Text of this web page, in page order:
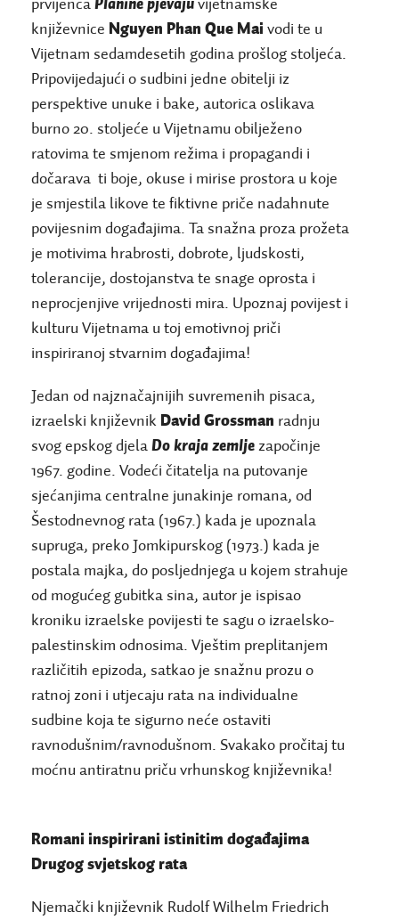
prvijencaPlanine pjevajuvijetnamske
književnice Nguyen Phan Que Maivodi te u
Vijetnam sedamdesetih godina prošlog stoljeća.
Pripovijedajući o sudbini jedne obitelji iz
perspektive unuke i bake, autorica oslikava
burno 20. stoljeće u Vijetnamu obilježeno
ratovima te smjenom režima i propagandi i
dočarava ti boje, okuse i mirise prostora u koje
je smjestila likove te fiktivne priče nadahnute
povijesnim događajima. Ta snažna proza prožeta
je motivima hrabrosti, dobrote, ljudskosti,
tolerancije, dostojanstva te snage oprosta i
neprocjenjive vrijednosti mira. Upoznaj povijest i
kulturu Vijetnama u toj emotivnoj priči
inspiriranoj stvarnim događajima!
Jedan od najznačajnijih suvremenih pisaca,
izraelski književnik David Grossman radnju
svog epskog djelaDo kraja zemlje započinje
1967. godine. Vodeći čitatelja na putovanje
sjećanjima centralne junakinje romana, od
Šestodnevnog rata (1967.) kada je upoznala
supruga, preko Jomkipurskog (1973.) kada je
postala majka, do posljednjega u kojem strahuje
od mogućeg gubitka sina, autor je ispisao
kroniku izraelske povijesti te sagu o izraelsko-
palestinskim odnosima. Vještim preplitanjem
različitih epizoda, satkao je snažnu prozu o
ratnoj zoni i utjecaju rata na individualne
sudbine koja te sigurno neće ostaviti
ravnodušnim/ravnodušnom. Svakako pročitaj tu
moćnu antiratnu priču vrhunskog književnika!
Romani inspirirani istinitim događajima
Drugog svjetskog rata
Njemački književnik Rudolf Wilhelm Friedrich